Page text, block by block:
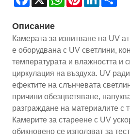
Описание
Камерата за изпитване на UV
е оборудвана с UV светлини,
температурата и влажността и
циркулация на въздуха. UV
ефектите на слънчевата
причини обезцветяване,
разграждане на материалите с
Камерите за стареене с UV
обикновено се използват за